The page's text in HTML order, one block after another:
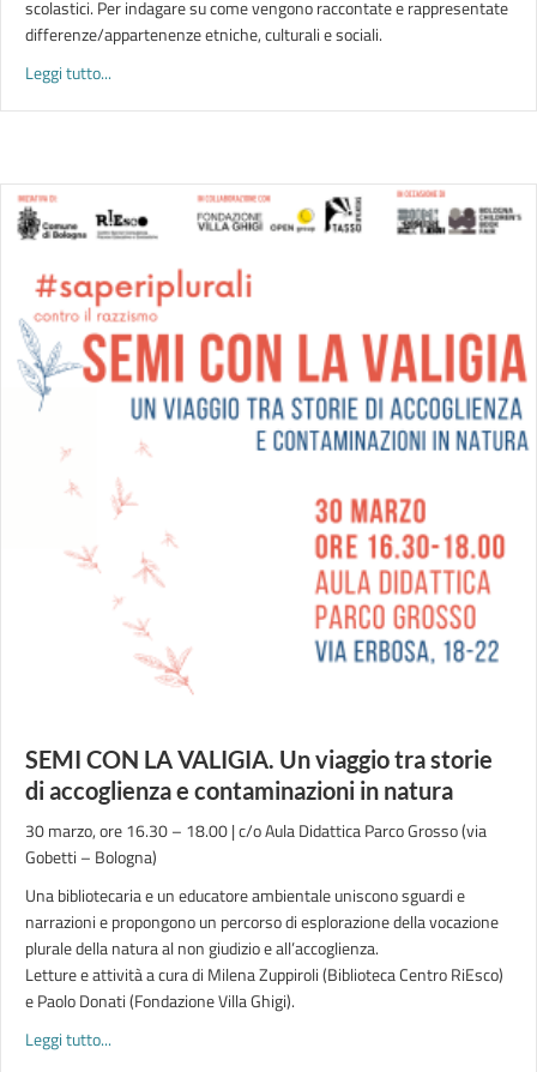
scolastici. Per indagare su come vengono raccontate e rappresentate
differenze/appartenenze etniche, culturali e sociali.
Leggi tutto...
SEMI CON LA VALIGIA. Un viaggio tra storie
di accoglienza e contaminazioni in natura
30 marzo, ore 16.30 – 18.00 | c/o Aula Didattica Parco Grosso (via
Gobetti – Bologna)
Una bibliotecaria e un educatore ambientale uniscono sguardi e
narrazioni e propongono un percorso di esplorazione della vocazione
plurale della natura al non giudizio e all’accoglienza.
Letture e attività a cura di Milena Zuppiroli (Biblioteca Centro RiEsco)
e Paolo Donati (Fondazione Villa Ghigi).
Leggi tutto...